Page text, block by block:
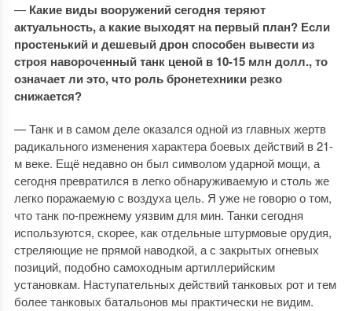
— Какие виды вооружений сегодня теряют
актуальность, а какие выходят на первый план? Если
простенький и дешевый дрон способен вывести из
строя навороченный танк ценой в 10-15 млн долл., то
означает ли это, что роль бронетехники резко
снижается?
— Танк и в самом деле оказался одной из главных жертв
радикального изменения характера боевых действий в 21-
м веке. Ещё недавно он был символом ударной мощи, а
сегодня превратился в легко обнаруживаемую и столь же
легко поражаемую с воздуха цель. Я уже не говорю о том,
что танк по-прежнему уязвим для мин. Танки сегодня
используются, скорее, как отдельные штурмовые орудия,
стреляющие не прямой наводкой, а с закрытых огневых
позиций, подобно самоходным артиллерийским
установкам. Наступательных действий танковых рот и тем
более танковых батальонов мы практически не видим.